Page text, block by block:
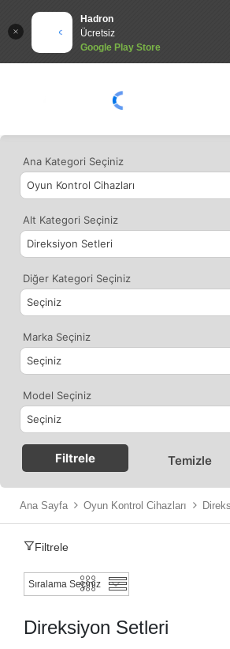
Hadron
Ücretsiz
Google Play Store
Ana Kategori Seçiniz
Alt Kategori Seçiniz
Diğer Kategori Seçiniz
Marka Seçiniz
Model Seçiniz
Filtrele Temizle
Ana Sayfa Oyun Kontrol Cihazları
Filtrele
Direksiyon Setleri